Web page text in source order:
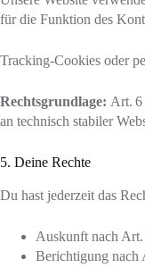
für die Funktion des
Tracking-Cookies oder
Rechtsgrundlage: Art. 6
an technisch stabiler
5. Deine Rechte
Du hast jederzeit das
Auskunft nach
Berichtigung